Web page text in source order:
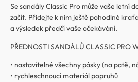
Se sandály Classic Pro může vaše letní
začít. Přidejte k nim ještě pohodlné
a výsledek předčí vaše očekávání.
PŘEDNOSTI SANDÁLŮ CLASSIC PRO
• nastavitelné všechny pásky (na patě,
• rychleschnoucí materiál popruhů